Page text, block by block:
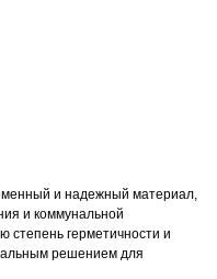
и надежный материал,
и коммунальной
степень герметичности и
решением для